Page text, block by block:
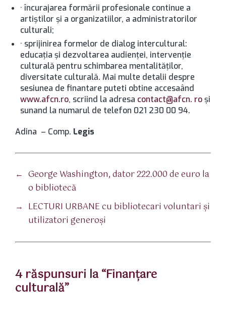
· încurajarea formării profesionale continue a
artiştilor şi a organizatiilor, a administratorilor
culturali;
· sprijinirea formelor de dialog intercultural:
educaţia şi dezvoltarea audienţei, intervenţie
culturală pentru schimbarea mentalităţilor,
diversitate culturală. Mai multe detalii despre
sesiunea de finantare puteti obtine accesaând
www.afcn.ro, scriind la adresa contact@afcn. roşi
sunand la numarul de telefon 021 230 00 94.
Adina – Comp. Legis
← George Washington, dator 222.000 de euro la
o bibliotecă
→ LECTURI URBANE cu bibliotecari voluntari şi
utilizatori generoşi
4 răspunsuri la “Finanţare
culturală”